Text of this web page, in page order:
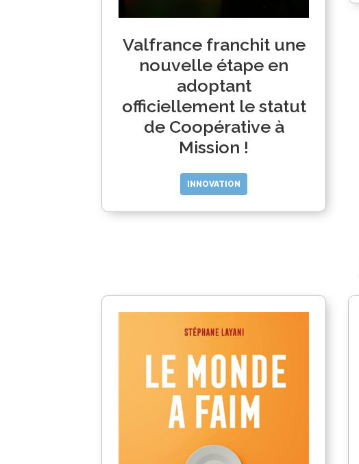
Valfrance franchit une
nouvelle étape en
adoptant
officiellement le statut
de Coopérative à
Mission !
INNOVATION